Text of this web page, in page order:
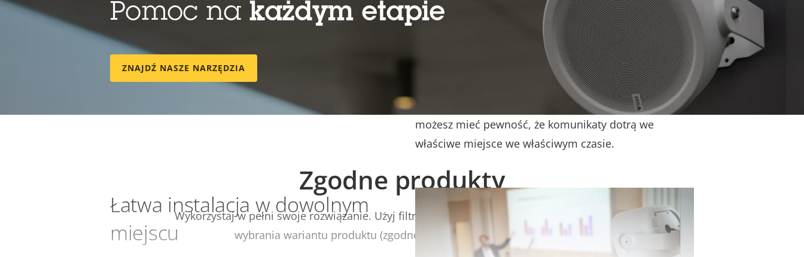
chronią Twoją własność. A jeśli głównym
zastosowaniem jest odtwarzanie muzyki w tle, AXIS
C1110-E zapewni lepsze wrażenia dźwiękowe i większy
zakres basów, czyli dźwięk najwyższej jakości i
odpowiednią atmosferę. Ponadto dzięki elastycznemu
podziałowi na strefy audio i priorytetyzacji treści
możesz mieć pewność, że komunikaty dotrą we
właściwe miejsce we właściwym czasie.
Łatwa instalacja w dowolnym
miejscu
Pomoc na każdym etapie
ZNAJDŹ NASZE NARZĘDZIA
Zgodne produkty
Wykorzystaj w pełni swoje rozwiązanie. Użyj filtra, aby znaleźć zgodne produkty.
Zacznij od
wybrania wariantu produktu (zgodność może na zależeć od niego).